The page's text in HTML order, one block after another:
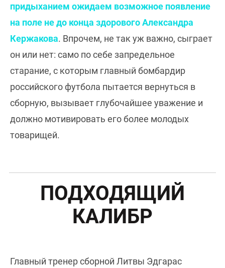
придыханием ожидаем возможное появление
на поле не до конца здорового Александра
Кержакова. Впрочем, не так уж важно, сыграет
он или нет: само по себе запредельное
старание, с которым главный бомбардир
российского футбола пытается вернуться в
сборную, вызывает глубочайшее уважение и
должно мотивировать его более молодых
товарищей.
ПОДХОДЯЩИЙ
КАЛИБР
Главный тренер сборной Литвы Эдгарас